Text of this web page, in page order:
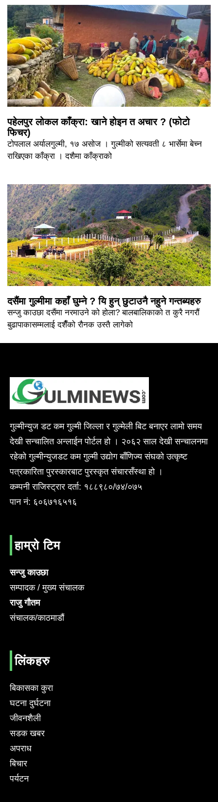
पहेलपुर लोकल काँक्रा: खाने होइन त अचार ? (फोटो
फिचर)
टोपलाल अर्यालगुल्मी, १७ असोज । गुल्मीको सत्यवती ८ भार्सेमा बेच्न
राखिएका काँक्रा । दशैमा काँक्राको
दसैंमा गुल्मीमा कहाँ घुम्ने ? यि हुन् छुटाउनै नहुने गन्तब्यहरु
सन्जु काउछा दसैंमा नरमाउने को होला? बालबालिकाको त कुरै नगरौं
बुढापाकासम्मलाई दशैँको रौनक उस्तै लागेको
गुल्मीन्युज डट कम गुल्मी जिल्ला र गुल्मेली बिट बनाएर लामो समय
देखी सन्चालित अन्लाईन पोर्टल हो । २०६२ साल देखी सन्चालनमा
रहेको गुल्मीन्युजडट कम गुल्मी उद्योग बाँणिज्य संघको उत्कृष्ट
पत्रकारिता पुरस्कारबाट पुरस्कृत संचारसँस्था हो ।
कम्पनी राजिस्ट्रार दर्ता: १८८९८०/७४/०७५
पान नं: ६०६७१६५१६
हाम्रो टिम
सन्जु काउछा
सम्पादक / मुख्य संचालक
राजु गौतम
संचालक/काठमाडौं
लिंकहरु
बिकासका कुरा
घटना दुर्घटना
जीवनशैली
सडक खबर
अपराध
बिचार
पर्यटन